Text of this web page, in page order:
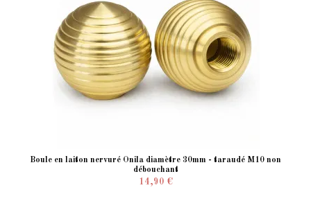
Boule en laiton nervuré Onila diamètre 30mm - taraudé M10 non
débouchant
14,90 €